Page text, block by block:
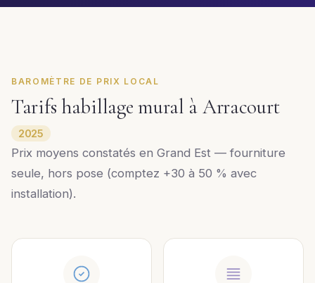
BAROMÈTRE DE PRIX LOCAL
Tarifs habillage mural à Arracourt
2025
Prix moyens constatés en Grand Est — fourniture
seule, hors pose (comptez +30 à 50 % avec
installation).